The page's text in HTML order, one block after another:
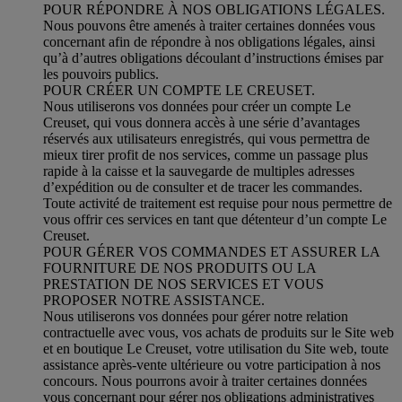
POUR RÉPONDRE À NOS OBLIGATIONS LÉGALES.
Nous pouvons être amenés à traiter certaines données vous
concernant afin de répondre à nos obligations légales, ainsi
qu’à d’autres obligations découlant d’instructions émises par
les pouvoirs publics.
POUR CRÉER UN COMPTE LE CREUSET.
Nous utiliserons vos données pour créer un compte Le
Creuset, qui vous donnera accès à une série d’avantages
réservés aux utilisateurs enregistrés, qui vous permettra de
mieux tirer profit de nos services, comme un passage plus
rapide à la caisse et la sauvegarde de multiples adresses
d’expédition ou de consulter et de tracer les commandes.
Toute activité de traitement est requise pour nous permettre de
vous offrir ces services en tant que détenteur d’un compte Le
Creuset.
POUR GÉRER VOS COMMANDES ET ASSURER LA
FOURNITURE DE NOS PRODUITS OU LA
PRESTATION DE NOS SERVICES ET VOUS
PROPOSER NOTRE ASSISTANCE.
Nous utiliserons vos données pour gérer notre relation
contractuelle avec vous, vos achats de produits sur le Site web
et en boutique Le Creuset, votre utilisation du Site web, toute
assistance après-vente ultérieure ou votre participation à nos
concours. Nous pourrons avoir à traiter certaines données
vous concernant pour gérer nos obligations administratives